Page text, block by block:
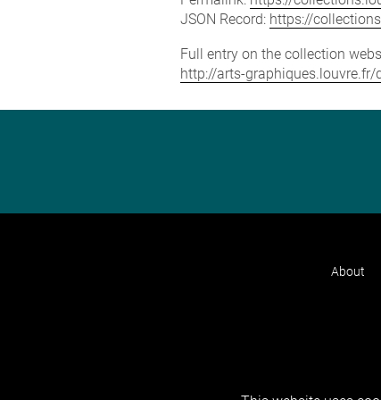
JSON Record: https://
Full entry on the collection
http://arts-
About